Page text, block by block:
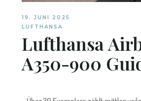
19. JUNI 2025
LUFTHANSA
Lufthansa
A350-900